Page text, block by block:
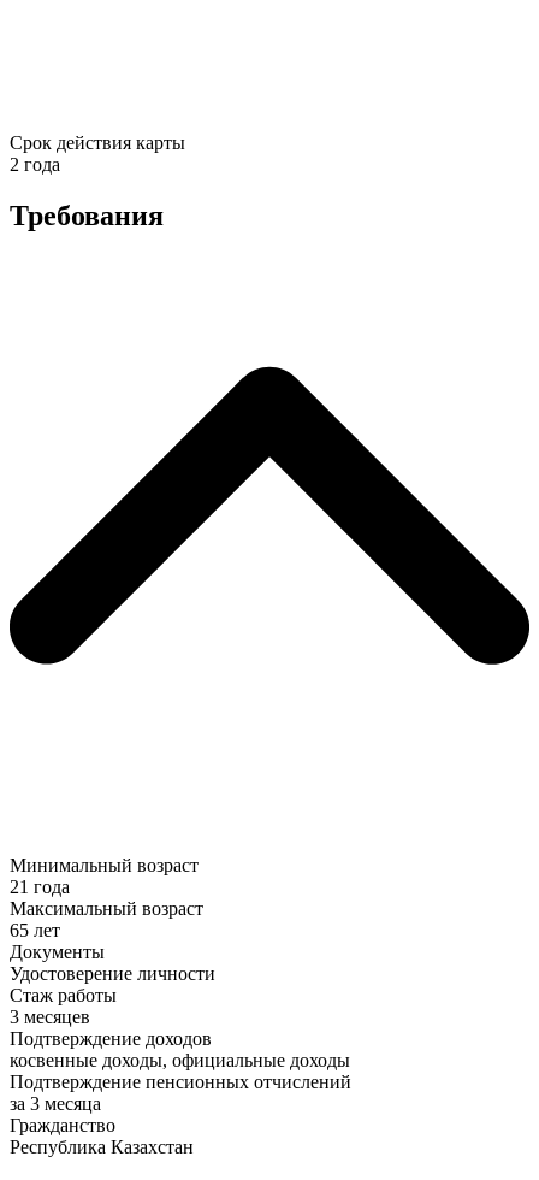
Срок действия карты
2 года
Требования
Минимальный возраст
21 года
Максимальный возраст
65 лет
Документы
Удостоверение личности
Стаж работы
3 месяцев
Подтверждение доходов
косвенные доходы, официальные доходы
Подтверждение пенсионных отчислений
за 3 месяца
Гражданство
Республика Казахстан